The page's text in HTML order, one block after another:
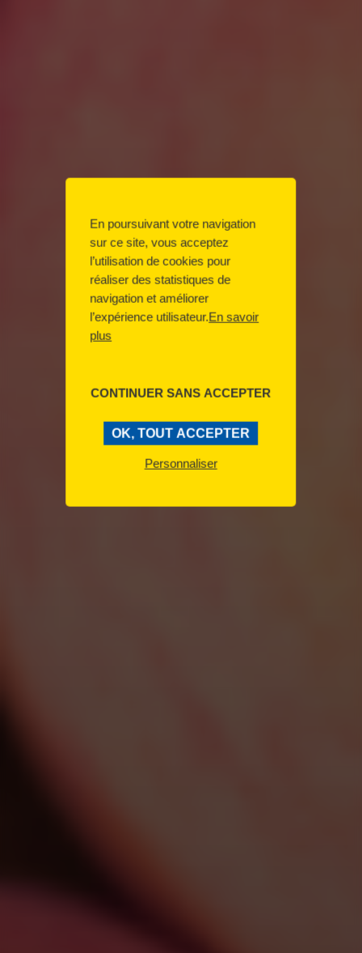
Bubble tea
L'indispensable pour l'été
En poursuivant votre navigation
sur ce site, vous acceptez
l’utilisation de cookies pour
réaliser des statistiques de
navigation et améliorer
l’expérience utilisateur.En savoir
plus
OK, TOUT ACCEPTER
CONTINUER SANS ACCEPTER
Personnaliser